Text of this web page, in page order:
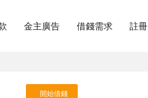
金主廣告 借錢需求 註冊
開始借錢